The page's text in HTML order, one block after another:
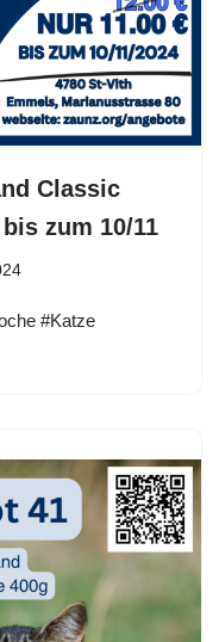
Classic
zum 10/11
#Katze